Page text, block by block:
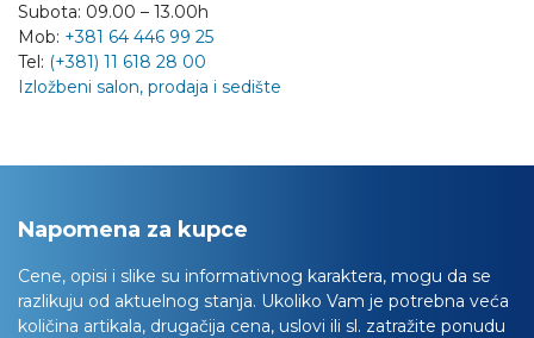
Subota: 09.00 – 13.00h
Mob: +381 64 446 99 25
Tel: (+381) 11 618 28 00
Izložbeni salon, prodaja i sedište
Napomena za kupce
Cene, opisi i slike su informativnog karaktera, mogu da se
razlikuju od aktuelnog stanja. Ukoliko Vam je potrebna veća
količina artikala, drugačija cena, uslovi ili sl. zatražite ponudu